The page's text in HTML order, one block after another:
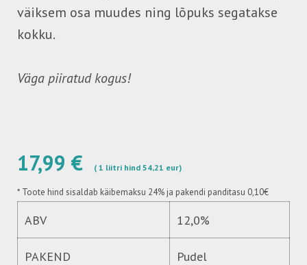
väiksem osa muudes ning lõpuks segatakse
kokku.
Väga piiratud kogus!
17,99 € ( 1 liitri hind 54,21 eur)
* Toote hind sisaldab käibemaksu 24% ja pakendi panditasu 0,10€
ABV 12,0%
PAKEND Pudel